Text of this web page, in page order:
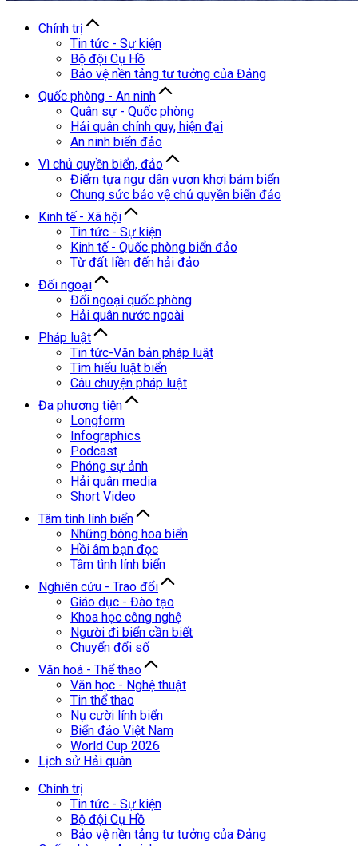
Chính trị
Tin tức - Sự kiện
Bộ đội Cụ Hồ
Bảo vệ nền tảng tư tưởng của Đảng
Quốc phòng - An ninh
Quân sự - Quốc phòng
Hải quân chính quy, hiện đại
An ninh biển đảo
Vì chủ quyền biển, đảo
Điểm tựa ngư dân vươn khơi bám biển
Chung sức bảo vệ chủ quyền biển đảo
Kinh tế - Xã hội
Tin tức - Sự kiện
Kinh tế - Quốc phòng biển đảo
Từ đất liền đến hải đảo
Đối ngoại
Đối ngoại quốc phòng
Hải quân nước ngoài
Pháp luật
Tin tức-Văn bản pháp luật
Tìm hiểu luật biển
Câu chuyện pháp luật
Đa phương tiện
Longform
Infographics
Podcast
Phóng sự ảnh
Hải quân media
Short Video
Tâm tình lính biển
Những bông hoa biển
Hồi âm bạn đọc
Tâm tình lính biển
Nghiên cứu - Trao đổi
Giáo dục - Đào tạo
Khoa học công nghệ
Người đi biển cần biết
Chuyển đổi số
Văn hoá - Thể thao
Văn học - Nghệ thuật
Tin thể thao
Nụ cười lính biển
Biển đảo Việt Nam
World Cup 2026
Lịch sử Hải quân
Chính trị
Tin tức - Sự kiện
Bộ đội Cụ Hồ
Bảo vệ nền tảng tư tưởng của Đảng